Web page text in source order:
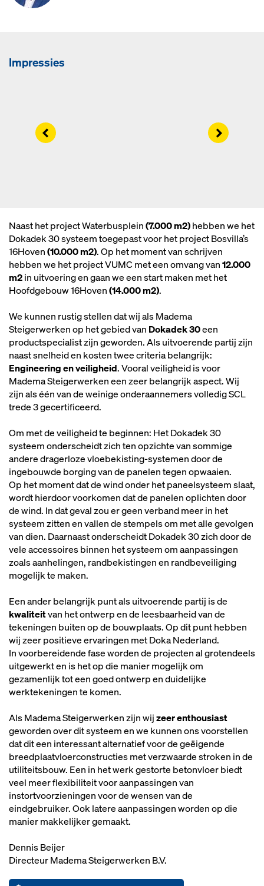
Impressies
Left Right
Naast het project Waterbusplein(7.000 m2)hebben we het
Dokadek 30 systeem toegepast voor het project Bosvilla’s
16Hoven(10.000 m2). Op het moment van schrijven
hebben we het project VUMC met een omvang van12.000
m2in uitvoering en gaan we een start maken met het
Hoofdgebouw 16Hoven(14.000 m2).
We kunnen rustig stellen dat wij als Madema
Steigerwerken op het gebied van Dokadek 30een
productspecialist zijn geworden. Als uitvoerende partij zijn
naast snelheid en kosten twee criteria belangrijk:
Engineering en veiligheid. Vooral veiligheid is voor
Madema Steigerwerken een zeer belangrijk aspect. Wij
zijn als één van de weinige onderaannemers volledig SCL
trede 3 gecertificeerd.
Om met de veiligheid te beginnen: Het Dokadek 30
systeem onderscheidt zich ten opzichte van sommige
andere dragerloze vloebekisting-systemen door de
ingebouwde borging van de panelen tegen opwaaien.
Op het moment dat de wind onder het paneelsysteem slaat,
wordt hierdoor voorkomen dat de panelen oplichten door
de wind. In dat geval zou er geen verband meer in het
systeem zitten en vallen de stempels om met alle gevolgen
van dien. Daarnaast onderscheidt Dokadek 30 zich door de
vele accessoires binnen het systeem om aanpassingen
zoals aanhelingen, randbekistingen en randbeveiliging
mogelijk te maken.
Een ander belangrijk punt als uitvoerende partij is de
kwaliteitvan het ontwerp en de leesbaarheid van de
tekeningen buiten op de bouwplaats. Op dit punt hebben
wij zeer positieve ervaringen met Doka Nederland.
In voorbereidende fase worden de projecten al grotendeels
uitgewerkt en is het op die manier mogelijk om
gezamenlijk tot een goed ontwerp en duidelijke
werktekeningen te komen.
Als Madema Steigerwerken zijn wijzeer enthousiast
geworden over dit systeem en we kunnen ons voorstellen
dat dit een interessant alternatief voor de geëigende
breedplaatvloerconstructies met verzwaarde stroken in de
utiliteitsbouw. Een in het werk gestorte betonvloer biedt
veel meer flexibiliteit voor aanpassingen van
instortvoorzieningen voor de wensen van de
eindgebruiker. Ook latere aanpassingen worden op die
manier makkelijker gemaakt.
Dennis Beijer
Directeur Madema Steigerwerken B.V.